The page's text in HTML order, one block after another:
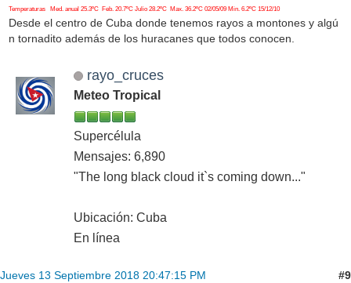
Temperaturas Med. anual 25.3ºC Feb. 20.7ºC Julio 28.2ºC Max. 36.2ºC 02/05/09 Min. 6.2ºC 15/12/10
Desde el centro de Cuba donde tenemos rayos a montones y algú
n tornadito además de los huracanes que todos conocen.
rayo_cruces
Meteo Tropical
Supercélula
Mensajes: 6,890
"The long black cloud it`s coming down..."
Ubicación: Cuba
En línea
Jueves 13 Septiembre 2018 20:47:15 PM #9